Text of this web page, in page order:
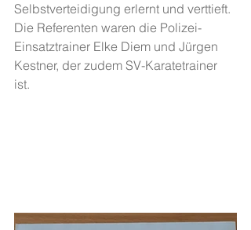
Selbstverteidigung erlernt und verttieft.
Die Referenten waren die Polizei-
Einsatztrainer Elke Diem und Jürgen
Kestner, der zudem SV-Karatetrainer
ist.